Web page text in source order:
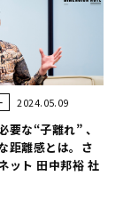
2024.05.09
要な“子離れ” 、
距離感とは。さ
ット 田中邦裕 社